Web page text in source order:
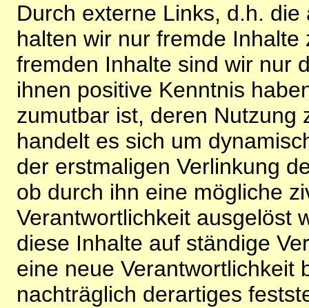
Durch externe Links, d.h.
halten wir nur fremde
fremden Inhalte sind wir nur
ihnen positive Kenntnis
zumutbar ist, deren Nutzung
handelt es sich um
der erstmaligen Verlinkung
ob durch ihn eine mögliche
Verantwortlichkeit ausgelöst
diese Inhalte auf ständige
eine neue Verantwortlichkeit
nachträglich derartiges